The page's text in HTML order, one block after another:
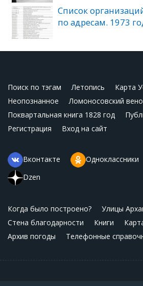
Список
по адресам. 1973
Поиск по тэгам Летопись
Карта
Неопознанное
Ломоносовский
Поквартальная книга 1828 год
Регистрация
Вход на сайт
Вконтакте Одноклассники
Dzen
Когда было построено?
Улицы
Стена благодарности
Книги
Архив погоды
Телефонные